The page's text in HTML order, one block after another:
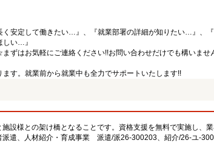
く安定して働きたい…』、『就業部署の詳細が知りたい…』、
い…』
ずはお気軽にご連絡ください!!お問い合わせだけでも構いませ
す。就業前から就業中も全力でサポートいたします!!
設様との架け橋となることです。資格支援を無料で実施し、
派遣、人材紹介・育成事業 派遣/派26-300203、紹介/26-ユ-